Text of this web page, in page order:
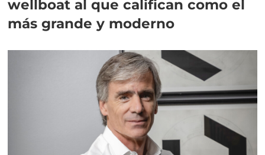
wellboat al que califican como el
más grande y moderno